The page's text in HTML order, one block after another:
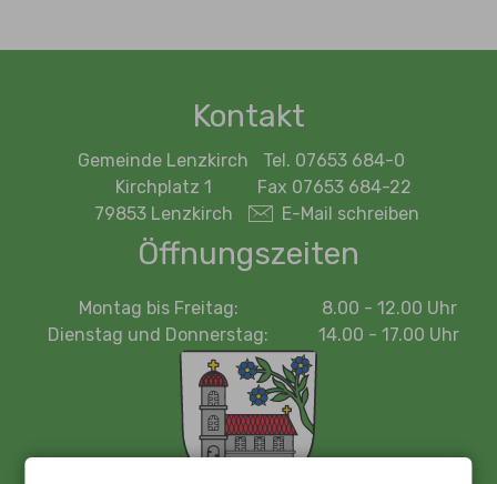
Kontakt
Gemeinde Lenzkirch
Kirchplatz 1
79853 Lenzkirch
Tel. 07653 684-0
Fax 07653 684-22
E-Mail schreiben
Öffnungszeiten
Montag bis Freitag:
Dienstag und Donnerstag:
8.00 - 12.00 Uhr
14.00 - 17.00 Uhr